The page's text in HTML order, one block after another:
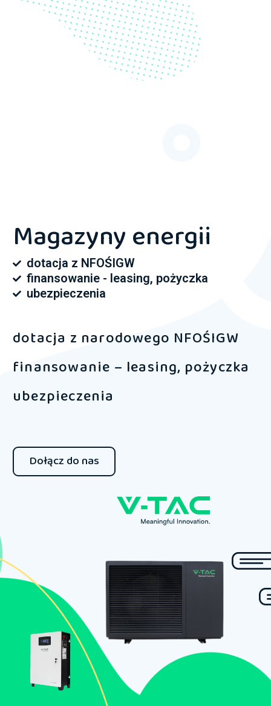
Magazyny energii
dotacja z NFOŚIGW
finansowanie - leasing, pożyczka
ubezpieczenia
dotacja z narodowego NFOŚIGW
finansowanie – leasing, pożyczka
ubezpieczenia
Dołącz do nas